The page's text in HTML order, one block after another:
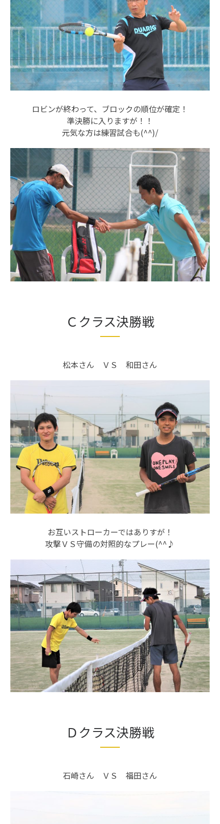
ロビンが終わって、ブロックの順位が確定！
準決勝に入りますが！！
元気な方は練習試合も(^^)/
Ｃクラス決勝戦
松本さん ＶＳ 和田さん
お互いストローカーではありすが！
攻撃ＶＳ守備の対照的なプレー(^^♪
Ｄクラス決勝戦
石崎さん ＶＳ 福田さん